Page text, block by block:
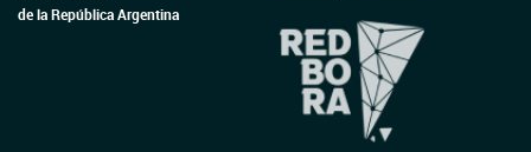
de la República Argentina